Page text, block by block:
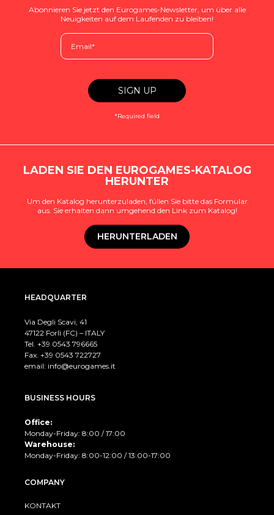
Abonnieren Sie jetzt den Eurogames-Newsletter, um über alle
Neuigkeiten auf dem Laufenden zu bleiben!
*Required field
LADEN SIE DEN EUROGAMES-KATALOG
HERUNTER
Um den Katalog herunterzuladen, füllen Sie bitte das Formular
aus. Sie erhalten dann umgehend den Link zum Katalog!
HERUNTERLADEN
HEADQUARTER
Via Degli Scavi, 41
47122 Forlì (FC) – ITALY
Tel. +39 0543 796665
Fax. +39 0543 722727
email: info@eurogames.it
BUSINESS HOURS
Office:
Monday-Friday: 8:00 / 17:00
Warehouse:
Monday-Friday: 8:00-12:00 / 13:00-17:00
COMPANY
KONTAKT